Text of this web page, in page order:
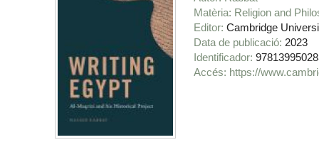
Matèria Religion and
Editor Cambridge
Data de publicació 2023
Identificador
https://